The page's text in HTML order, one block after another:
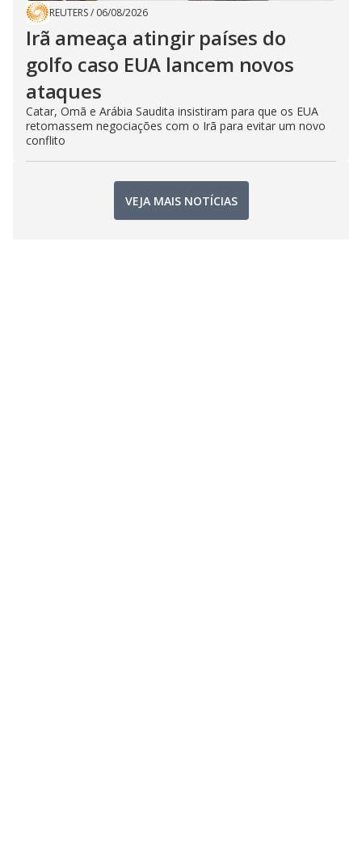
REUTERS/ 06/08/2026
Irã ameaça atingir países do
golfo caso EUA lancem novos
ataques
Catar, Omã e Arábia Saudita insistiram para que os EUA
retomassem negociações com o Irã para evitar um novo
conflito
VEJA MAIS NOTÍCIAS